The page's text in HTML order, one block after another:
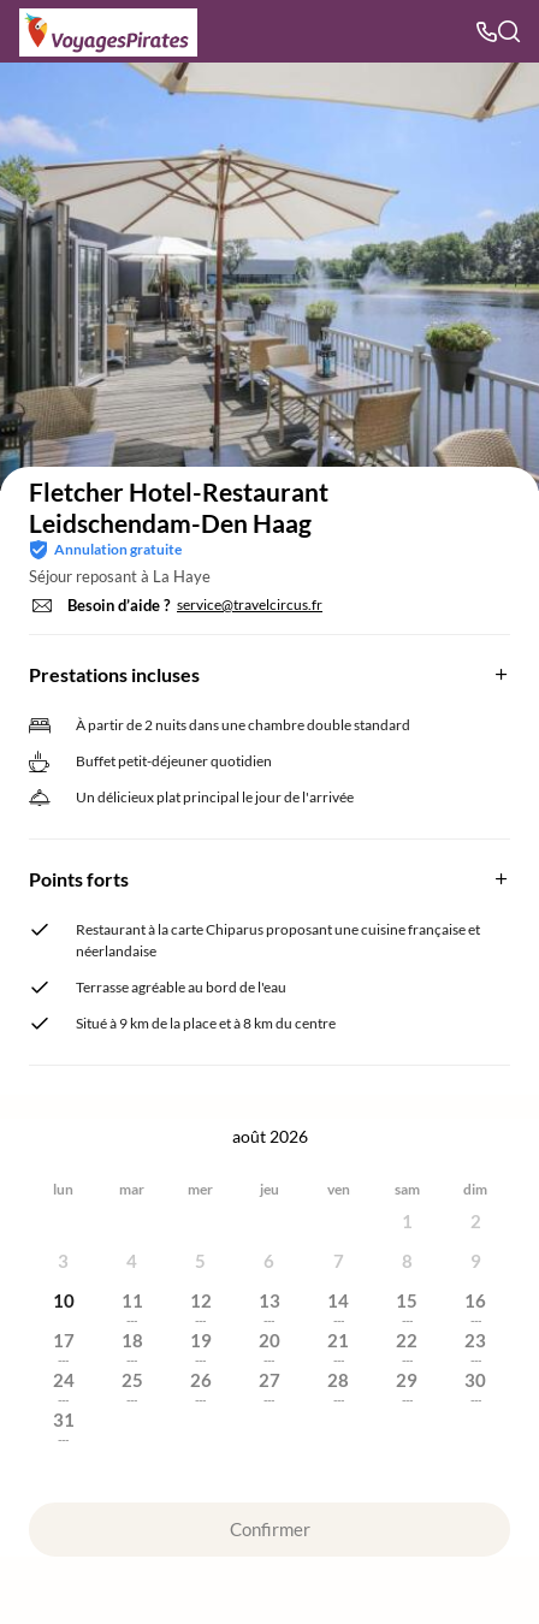
Voir sur la carte
Fletcher Hotel-Restaurant
Leidschendam-Den Haag
Annulation gratuite
Séjour reposant à La Haye
Besoin d’aide ? service@travelcircus.fr
Prestations incluses
À partir de 2 nuits dans une chambre double standard
Buffet petit-déjeuner quotidien
Un délicieux plat principal le jour de l'arrivée
Points forts
Restaurant à la carte Chiparus proposant une cuisine française et
néerlandaise
Terrasse agréable au bord de l'eau
Situé à 9 km de la place et à 8 km du centre
août 2026
lun mar mer jeu ven sam dim
1
2
3
4 5 6 7 8
9
10
11
---
12
---
13
---
14
---
15
---
16
---
17
---
18
---
19
---
20
---
21
---
22
---
23
---
24
---
25
---
26
---
27
---
28
---
29
---
30
---
31
---
Confirmer